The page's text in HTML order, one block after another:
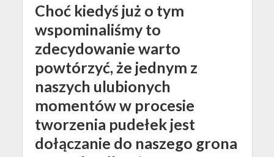
Choć kiedyś już o tym
wspominaliśmy to
zdecydowanie warto
powtórzyć, że jednym z
naszych ulubionych
momentów w procesie
tworzenia pudełek jest
dołączanie do naszego grona